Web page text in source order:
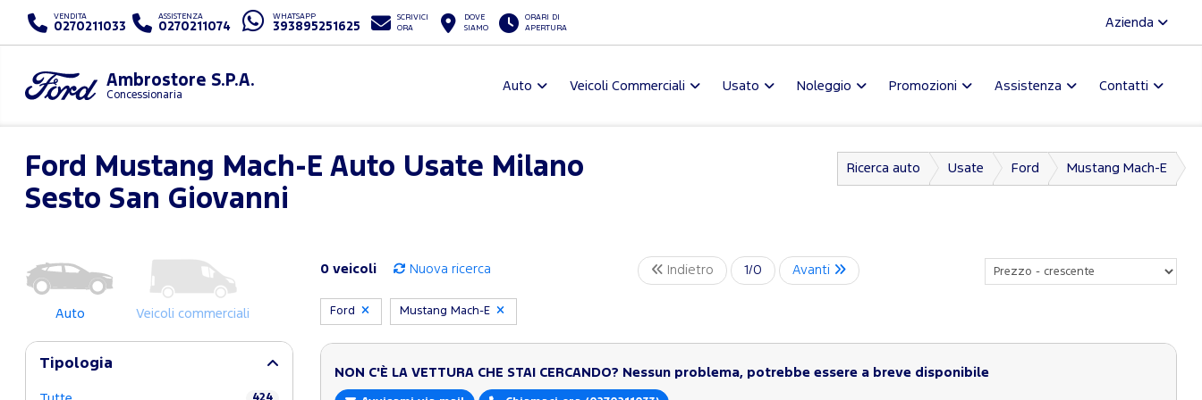
VENDITA
0270211033
ASSISTENZA
0270211074
WHATSAPP
393895251625
SCRIVICI
ORA
DOVE
SIAMO
ORARI DI
APERTURA
Azienda
Ambrostore S.P.A.
Concessionaria
Auto Veicoli Commerciali Usato Noleggio Promozioni Assistenza Contatti
Ford Mustang Mach-E Auto Usate Milano
Sesto San Giovanni
Ricerca auto Usate Ford Mustang Mach-E
Auto Veicoli commerciali
Tipologia
424
0 veicoli Nuova ricerca Indietro 1/0 Avanti
Ford Mustang Mach-E
NON C'È LA VETTURA CHE STAI CERCANDO? Nessun problema, potrebbe essere a breve disponibile